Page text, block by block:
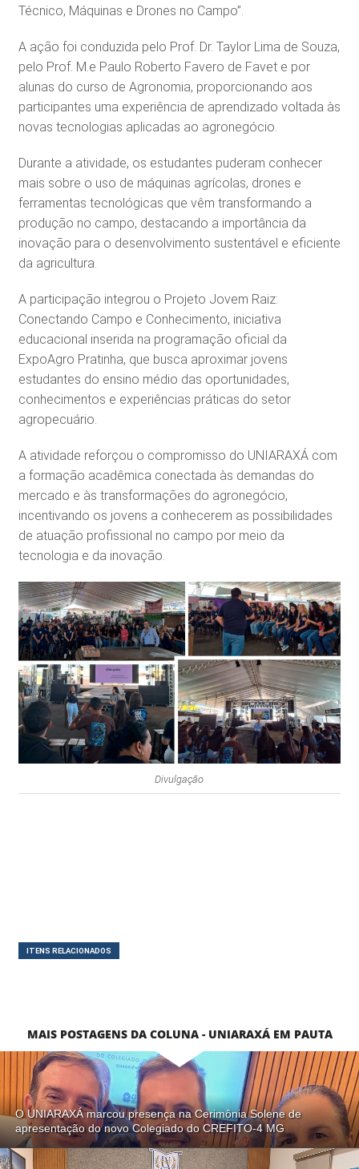
Técnico, Máquinas e Drones no Campo”.
A ação foi conduzida pelo Prof. Dr. Taylor Lima de Souza,
pelo Prof. M.e Paulo Roberto Favero de Favet e por
alunas do curso de Agronomia, proporcionando aos
participantes uma experiência de aprendizado voltada às
novas tecnologias aplicadas ao agronegócio.
Durante a atividade, os estudantes puderam conhecer
mais sobre o uso de máquinas agrícolas, drones e
ferramentas tecnológicas que vêm transformando a
produção no campo, destacando a importância da
inovação para o desenvolvimento sustentável e eficiente
da agricultura.
A participação integrou o Projeto Jovem Raiz:
Conectando Campo e Conhecimento, iniciativa
educacional inserida na programação oficial da
ExpoAgro Pratinha, que busca aproximar jovens
estudantes do ensino médio das oportunidades,
conhecimentos e experiências práticas do setor
agropecuário.
A atividade reforçou o compromisso do UNIARAXÁ com
a formação acadêmica conectada às demandas do
mercado e às transformações do agronegócio,
incentivando os jovens a conhecerem as possibilidades
de atuação profissional no campo por meio da
tecnologia e da inovação.
Divulgação
ITENS RELACIONADOS
MAIS POSTAGENS DA COLUNA - UNIARAXÁ EM PAUTA
O UNIARAXÁ marcou presença na Cerimônia Solene de
apresentação do novo Colegiado do CREFITO-4 MG